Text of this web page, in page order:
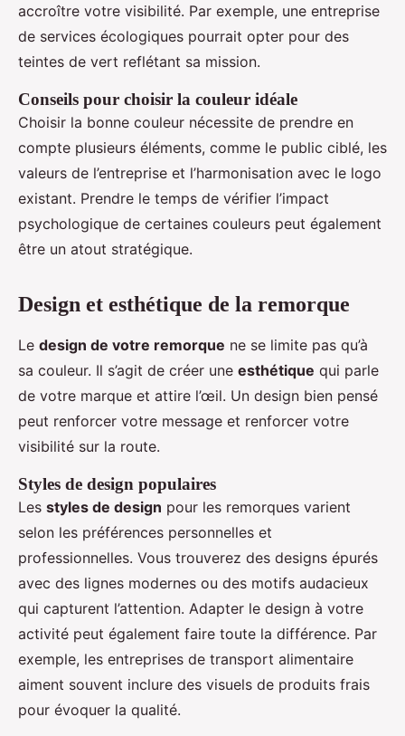
accroître votre visibilité. Par exemple, une entreprise
de services écologiques pourrait opter pour des
teintes de vert reflétant sa mission.
Conseils pour choisir la couleur idéale
Choisir la bonne couleur nécessite de prendre en
compte plusieurs éléments, comme le public ciblé, les
valeurs de l’entreprise et l’harmonisation avec le logo
existant. Prendre le temps de vérifier l’impact
psychologique de certaines couleurs peut également
être un atout stratégique.
Design et esthétique de la remorque
Le design de votre remorque ne se limite pas qu’à
sa couleur. Il s’agit de créer une esthétique qui parle
de votre marque et attire l’œil. Un design bien pensé
peut renforcer votre message et renforcer votre
visibilité sur la route.
Styles de design populaires
Les styles de design pour les remorques varient
selon les préférences personnelles et
professionnelles. Vous trouverez des designs épurés
avec des lignes modernes ou des motifs audacieux
qui capturent l’attention. Adapter le design à votre
activité peut également faire toute la différence. Par
exemple, les entreprises de transport alimentaire
aiment souvent inclure des visuels de produits frais
pour évoquer la qualité.